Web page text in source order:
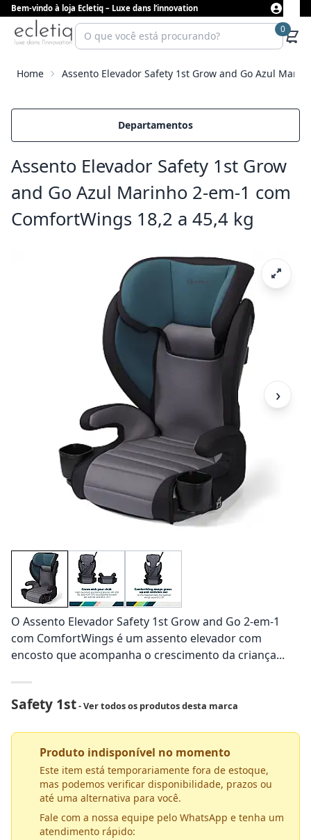
Bem-vindo à loja Ecletiq – Luxe dans l’innovation
0
Home Assento Elevador Safety 1st Grow and Go Azul
Departamentos
Assento Elevador Safety 1st Grow
and Go Azul Marinho 2-em-1 com
ComfortWings 18,2 a 45,4 kg
›
O Assento Elevador Safety 1st Grow and Go 2-em-1
com ComfortWings é um assento elevador com
encosto que acompanha o crescimento da criança...
Safety 1st- Ver todos os produtos desta marca
Produto indisponível no momento
Este item está temporariamente fora de estoque,
mas podemos verificar disponibilidade, prazos ou
até uma alternativa para você.
Fale com a nossa equipe pelo WhatsApp e tenha um
atendimento rápido: